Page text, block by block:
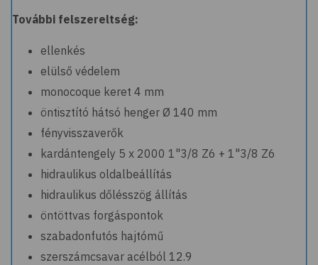
További felszereltség:
ellenkés
elülső védelem
monocoque keret 4 mm
öntisztító hátsó henger Ø 140 mm
fényvisszaverők
kardántengely 5 x 2000 1"3/8 Z6 + 1"3/8 Z6
hidraulikus oldalbeállítás
hidraulikus dőlésszög állítás
öntöttvas forgáspontok
szabadonfutós hajtómű
szerszámcsavar acélból 12.9